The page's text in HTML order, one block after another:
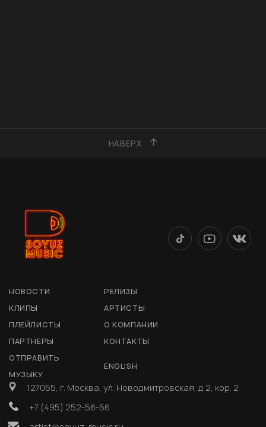
НАВЕРХ
НОВОСТИ
РЕЛИЗЫ
КЛИПЫ
АРТИСТЫ
ПЛЕЙЛИСТЫ
О КОМПАНИИ
ПАРТНЕРЫ
КОНТАКТЫ
ОТПРАВИТЬ
МУЗЫКУ
ENGLISH
127055, г. Москва, ул. Новодмитровская, д 2, кор. 2
+7 (495) 252-56-56